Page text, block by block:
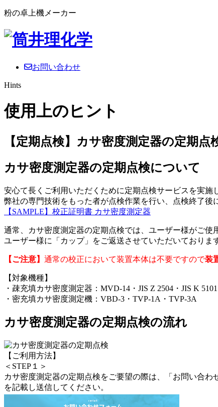
粉の卓上機メーカー
お問い合わせ
Hints
使用上のヒント
【定期点検】カサ密度測定器の定期点
カサ密度測定器の定期点検について
安心て長くご利用いただくために定期点検サービスを実施
弊社の専門技術をもった者が点検作業を行い、点検終了後
【SAMPLE】校正証明書 カサ密度測定器
通常、カサ密度測定器の定期点検では、ユーザー様がご
ユーザー様に「カップ」をご返送させていただいており
【ご注意】 通常の校正において装置本体は不要ですので装
【対象機種】
・疎充填カサ密度測定器：MVD-14・JIS Z 2504・JIS K
・密充填カサ密度測定機：VBD-3・TVP-1A・TVP-3A
カサ密度測定器の定期点検の流れ
【ご利用方法】
＜STEP１＞
カサ密度測定器の定期点検をご要望の際は、「お問い合
を記載し送信してください。